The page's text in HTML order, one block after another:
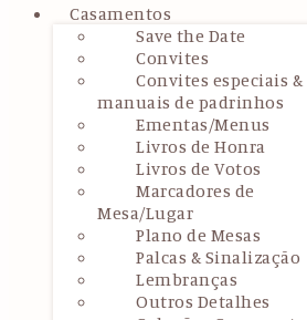
Casamentos
Save the Date
Convites
Convites especiais &
manuais de padrinhos
Ementas/Menus
Livros de Honra
Livros de Votos
Marcadores de
Mesa/Lugar
Plano de Mesas
Palcas & Sinalização
Lembranças
Outros Detalhes